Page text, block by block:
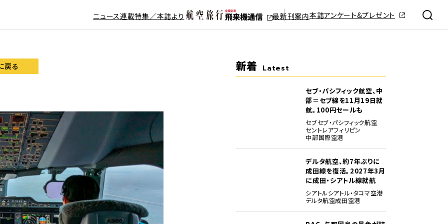
ニュース連載特集／本誌より 最新刊案内本誌アンケート&プレゼント
戻る 新着 Latest
セブ・パシフィック航空、中
部＝セブ線を11月19日就
航。100円セールも
セブセブ・パシフィック航空
セントレアフィリピン
中部国際空港
デルタ航空、約7年ぶりに
成田線を復活。2027年3月
に成田・シアトル線就航
シアトルシアトル・タコマ空港
デルタ航空成田空港